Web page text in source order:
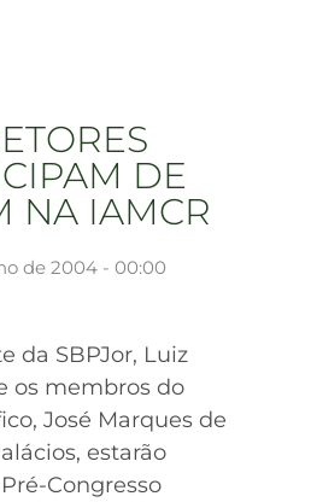
DE
NA IAMCR
de 2004 - 00:00
da SBPJor, Luiz
os membros do
José Marques de
estarão
Congresso